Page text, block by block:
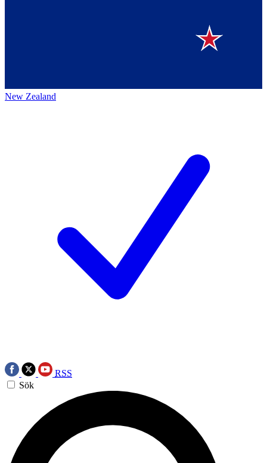
New Zealand
RSS
Sök